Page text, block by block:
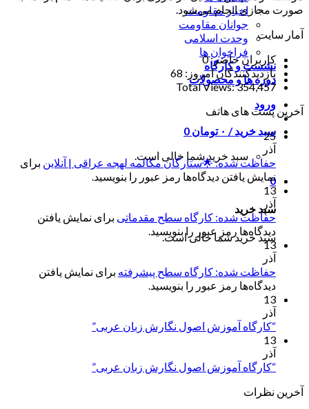
اخبار مقاومت
جوانان مقاومت
وحدت اسلامی
فراخوان ها
نشست و کارگاه
دوره ها و محصولات
ورود
سبد خرید / ۰ تومان 0
سبد خرید شما خالی است.
0
سبد خرید
سبد خرید شما خالی است.
صورت مجازی انجام می‌شود.
آمار سایت
کاربران حاضر:0
بازدیدکنندگان امروز: 68
Total Views:354,457
آخرین پست های هاتف
25
آذر
حفاظت شده: 🌟ستارگان مکالمه لهجه عراقی | آنلاین برای
نمایش یافتن دیدگاه‌ها رمز عبور را بنویسید.
13
آذر
حفاظت شده: کارگاه سطح مقدماتی برای نمایش یافتن
دیدگاه‌ها رمز عبور را بنویسید.
13
آذر
حفاظت شده: کارگاه سطح پیشرفته برای نمایش یافتن
دیدگاه‌ها رمز عبور را بنویسید.
13
آذر
“کارگاه آموزش اصول نگارش زبان عربی”
13
آذر
“کارگاه آموزش اصول نگارش زبان عربی”
آخرین نظرات